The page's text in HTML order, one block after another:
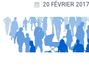
20 FÉVRIER 2017